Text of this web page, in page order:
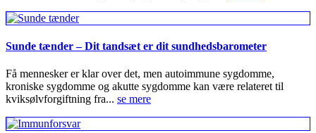
Sunde tænder – Dit tandsæt er dit sundhedsbarometer
Få mennesker er klar over det, men autoimmune sygdomme,
kroniske sygdomme og akutte sygdomme kan være relateret til
kviksølvforgiftning fra... se mere